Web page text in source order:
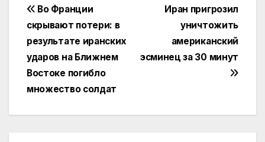
Навигация
по
записям
Иран пригрозил
уничтожить
американский
эсминец за 30 минут
Во Франции
скрывают потери: в
результате иранских
ударов на Ближнем
Востоке погибло
множество солдат